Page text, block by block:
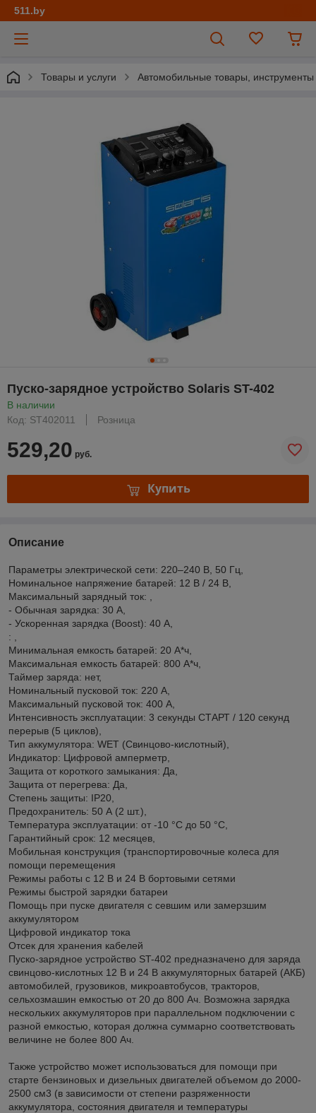
511.by
Товары и услуги Автомобильные товары, инструменты
Пуско-зарядное устройство Solaris ST-402
В наличии
Код: ST402011
Розница
529,20 руб.
Купить
Описание
Параметры электрической сети: 220–240 В, 50 Гц,
Номинальное напряжение батарей: 12 В / 24 В,
Максимальный зарядный ток: ,
- Обычная зарядка: 30 А,
- Ускоренная зарядка (Boost): 40 А,
: ,
Минимальная емкость батарей: 20 А*ч,
Максимальная емкость батарей: 800 А*ч,
Таймер заряда: нет,
Номинальный пусковой ток: 220 А,
Максимальный пусковой ток: 400 А,
Интенсивность эксплуатации: 3 секунды СТАРТ / 120 секунд
перерыв (5 циклов),
Тип аккумулятора: WET (Свинцово-кислотный),
Индикатор: Цифровой амперметр,
Защита от короткого замыкания: Да,
Защита от перегрева: Да,
Степень защиты: IP20,
Предоxранитель: 50 А (2 шт.),
Температура эксплуатации: от -10 °C до 50 °C,
Гарантийный срок: 12 месяцев,
Мобильная конструкция (транспортировочные колеса для
помощи перемещения
Режимы работы с 12 В и 24 В бортовыми сетями
Режимы быстрой зарядки батареи
Помощь при пуске двигателя с севшим или замерзшим
аккумулятором
Цифровой индикатор тока
Отсек для хранения кабелей
Пуско-зарядное устройство ST-402 предназначено для заряда
свинцово-кислотных 12 В и 24 В аккумуляторных батарей (АКБ)
автомобилей, грузовиков, микроавтобусов, тракторов,
сельхозмашин емкостью от 20 до 800 Ач. Возможна зарядка
нескольких аккумуляторов при параллельном подключении с
разной емкостью, которая должна суммарно соответствовать
величине не более 800 Ач.
Также устройство может использоваться для помощи при
старте бензиновых и дизельных двигателей объемом до 2000-
2500 см3 (в зависимости от степени разряженности
аккумулятора, состояния двигателя и температуры